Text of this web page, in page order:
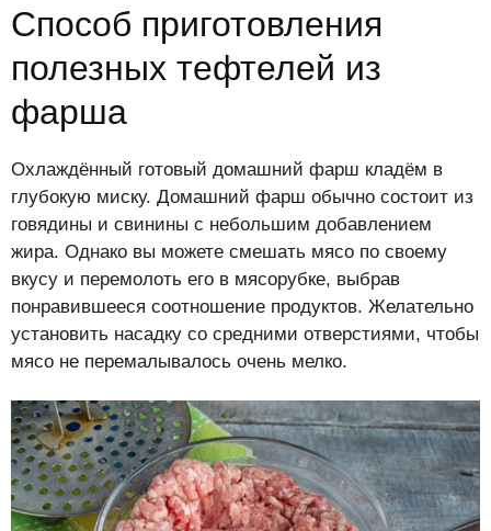
Способ приготовления
полезных тефтелей из
фарша
Охлаждённый готовый домашний фарш кладём в
глубокую миску. Домашний фарш обычно состоит из
говядины и свинины с небольшим добавлением
жира. Однако вы можете смешать мясо по своему
вкусу и перемолоть его в мясорубке, выбрав
понравившееся соотношение продуктов. Желательно
установить насадку со средними отверстиями, чтобы
мясо не перемалывалось очень мелко.